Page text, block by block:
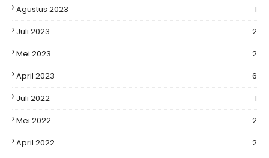
Agustus 2023
1
Juli 2023
2
Mei 2023
2
April 2023
6
Juli 2022
1
Mei 2022
2
April 2022
2